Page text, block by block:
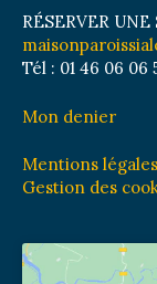
RÉSERVER UNE
Tél : 01 46 06 06
Mon denier
Mentions légales
Gestion des